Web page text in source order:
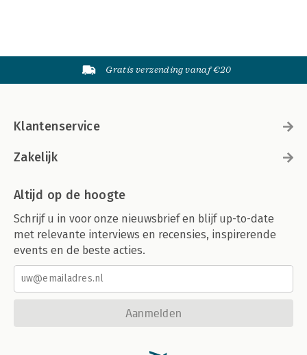
Gratis verzending vanaf €20
Klantenservice
Zakelijk
Altijd op de hoogte
Schrijf u in voor onze nieuwsbrief en blijf up-to-date
met relevante interviews en recensies, inspirerende
events en de beste acties.
Aanmelden